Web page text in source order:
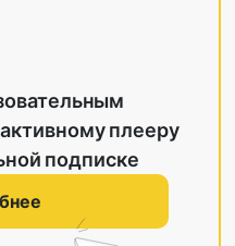
плееру
подписке